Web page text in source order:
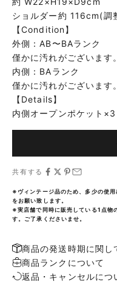
ショルダー約 116cm(調
【Condition】
外側：AB〜BAランク
僅かに汚れがございます。
内側：BAランク
僅かに汚れがございます。
【Details】
内側オープンポケット×3
共有する
※ヴィンテージ品のため、多少の使
をお願い致します。
※実店舗で同時に販売している1点物
す。ご了承くださいませ。
商品の発送時期に関し
商品ランクについて
返品・キャンセルにつ